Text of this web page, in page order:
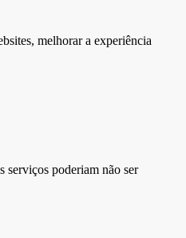
melhorar a experiência
serviços poderiam não ser